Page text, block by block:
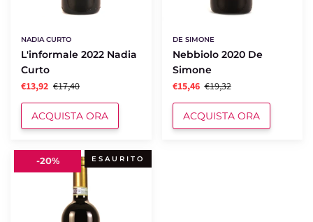
NADIA CURTO
L'informale 2022 Nadia
Curto
€13,92 €17,40
ACQUISTA ORA
DE SIMONE
Nebbiolo 2020 De
Simone
€15,46 €19,32
ACQUISTA ORA
Barolo
La
ESAURITO
-20%